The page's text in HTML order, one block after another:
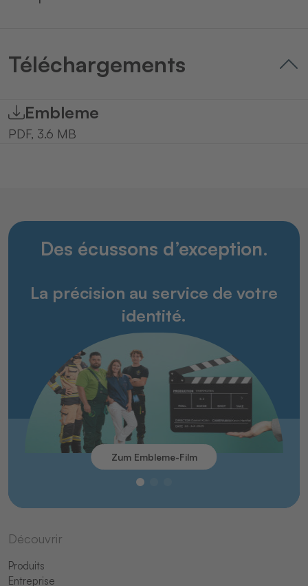
Téléchargements
Embleme
PDF, 3.6 MB
Des écussons d’exception.
La précision au service de votre
identité.
Zum Embleme-Film
Découvrir
Produits
Entreprise